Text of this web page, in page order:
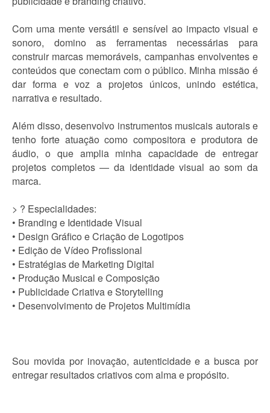
Com uma mente versátil e sensível ao impacto visual e
sonoro, domino as ferramentas necessárias para
construir marcas memoráveis, campanhas envolventes e
conteúdos que conectam com o público. Minha missão é
dar forma e voz a projetos únicos, unindo estética,
narrativa e resultado.
Além disso, desenvolvo instrumentos musicais autorais e
tenho forte atuação como compositora e produtora de
áudio, o que amplia minha capacidade de entregar
projetos completos — da identidade visual ao som da
marca.
> ? Especialidades:
• Branding e Identidade Visual
• Design Gráfico e Criação de Logotipos
• Edição de Vídeo Profissional
• Estratégias de Marketing Digital
• Produção Musical e Composição
• Publicidade Criativa e Storytelling
• Desenvolvimento de Projetos Multimídia
Sou movida por inovação, autenticidade e a busca por
entregar resultados criativos com alma e propósito.